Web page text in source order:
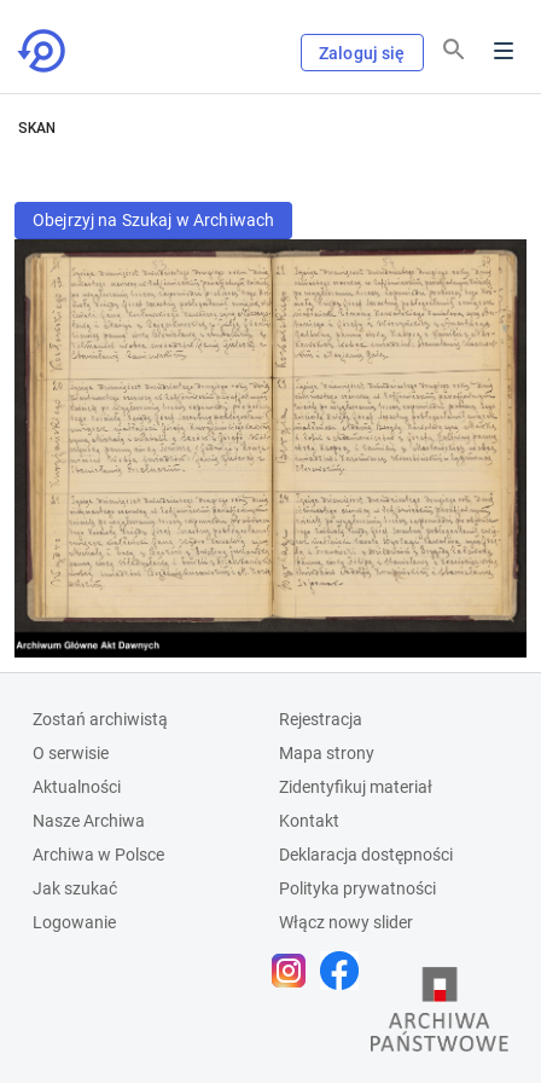
Zaloguj się
SKAN
Obejrzyj na Szukaj w Archiwach
Zostań archiwistą
O serwisie
Aktualności
Nasze Archiwa
Archiwa w Polsce
Jak szukać
Logowanie
Rejestracja
Mapa strony
Zidentyfikuj materiał
Kontakt
Deklaracja dostępności
Polityka prywatności
Włącz nowy slider